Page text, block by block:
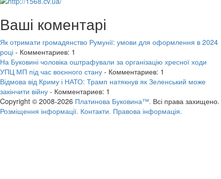
Ваші коментарі
Як отримати громадянство Румунії: умови для оформлення в 2024
році - Комментариев: 1
На Буковині чоловіка оштрафували за організацію хресної ходи
УПЦ МП під час воєнного стану - Комментариев: 1
Відмова від Криму і НАТО: Трамп натякнув як Зеленський може
закінчити війну - Комментариев: 1
Copyright © 2008-2026 Платинова Буковина™. Всі права захищено.
Розміщення інформації. Контакти. Правова інформація.